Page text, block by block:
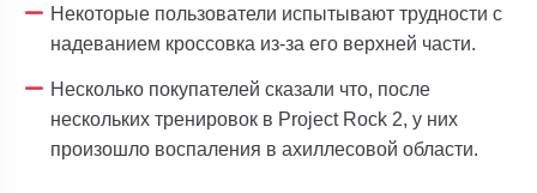
Некоторые пользователи испытывают трудности с
надеванием кроссовка из-за его верхней части.
Несколько покупателей сказали что, после
нескольких тренировок в Project Rock 2, у них
произошло воспаления в ахиллесовой области.